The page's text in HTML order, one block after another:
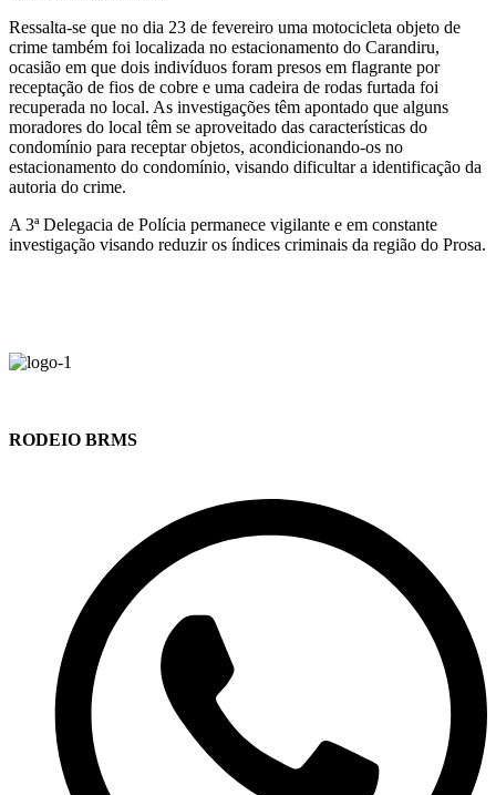
Ressalta-se que no dia 23 de fevereiro uma motocicleta objeto de
crime também foi localizada no estacionamento do Carandiru,
ocasião em que dois indivíduos foram presos em flagrante por
receptação de fios de cobre e uma cadeira de rodas furtada foi
recuperada no local. As investigações têm apontado que alguns
moradores do local têm se aproveitado das características do
condomínio para receptar objetos, acondicionando-os no
estacionamento do condomínio, visando dificultar a identificação da
autoria do crime.
A 3ª Delegacia de Polícia permanece vigilante e em constante
investigação visando reduzir os índices criminais da região do Prosa.
RODEIO BRMS